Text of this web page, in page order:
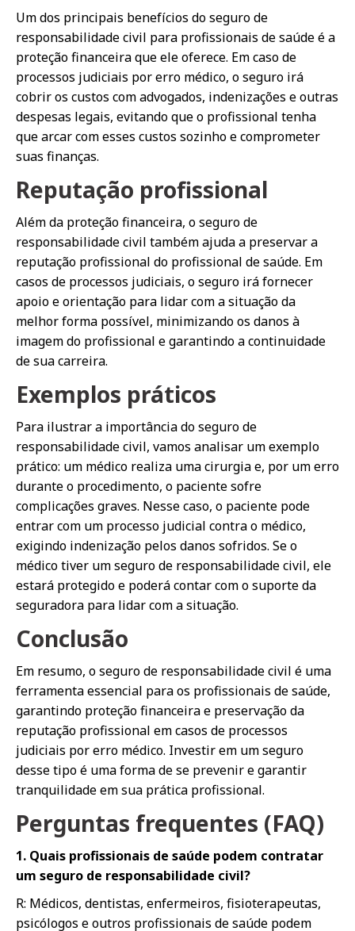
Um dos principais benefícios do seguro de
responsabilidade civil para profissionais de saúde é a
proteção financeira que ele oferece. Em caso de
processos judiciais por erro médico, o seguro irá
cobrir os custos com advogados, indenizações e outras
despesas legais, evitando que o profissional tenha
que arcar com esses custos sozinho e comprometer
suas finanças.
Reputação profissional
Além da proteção financeira, o seguro de
responsabilidade civil também ajuda a preservar a
reputação profissional do profissional de saúde. Em
casos de processos judiciais, o seguro irá fornecer
apoio e orientação para lidar com a situação da
melhor forma possível, minimizando os danos à
imagem do profissional e garantindo a continuidade
de sua carreira.
Exemplos práticos
Para ilustrar a importância do seguro de
responsabilidade civil, vamos analisar um exemplo
prático: um médico realiza uma cirurgia e, por um erro
durante o procedimento, o paciente sofre
complicações graves. Nesse caso, o paciente pode
entrar com um processo judicial contra o médico,
exigindo indenização pelos danos sofridos. Se o
médico tiver um seguro de responsabilidade civil, ele
estará protegido e poderá contar com o suporte da
seguradora para lidar com a situação.
Conclusão
Em resumo, o seguro de responsabilidade civil é uma
ferramenta essencial para os profissionais de saúde,
garantindo proteção financeira e preservação da
reputação profissional em casos de processos
judiciais por erro médico. Investir em um seguro
desse tipo é uma forma de se prevenir e garantir
tranquilidade em sua prática profissional.
Perguntas frequentes (FAQ)
1. Quais profissionais de saúde podem contratar
um seguro de responsabilidade civil?
R: Médicos, dentistas, enfermeiros, fisioterapeutas,
psicólogos e outros profissionais de saúde podem